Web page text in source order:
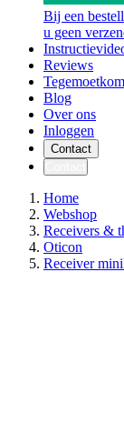
Bij een
u geen
Reviews
Blog
Over ons
Inloggen
Contact
Home
Webshop
Receivers &
Oticon
Receiver